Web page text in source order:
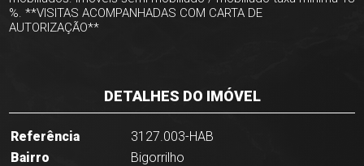
%. **VISITAS ACOMPANHADAS COM CARTA DE
AUTORIZAÇÃO**
DETALHES DO IMÓVEL
Referência
3127.003-HAB
Bairro
Bigorrilho